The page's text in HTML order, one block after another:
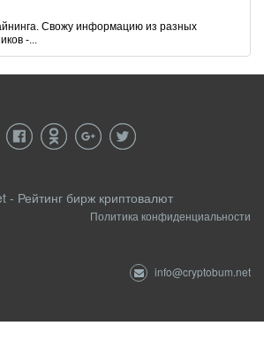
Свожу информацию из разных
-...
- Рейтинг бирж криптовалют
Политика конфиденциальности
info@cryptobum.net